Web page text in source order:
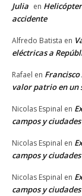
Julia en
accidente
Alfredo Batista en
eléctricas a
Rafael en
valor patrio en un
Nicolas Espinal en
campos y ciudades
Nicolas Espinal en
campos y ciudades
Nicolas Espinal en
campos y ciudades